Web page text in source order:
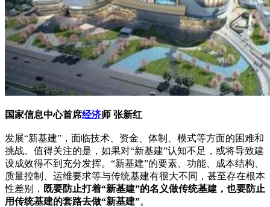
国家信息中心首席经济师 张新红
发展“新基建”，面临技术、资金、体制、模式等方面的困难和
挑战。值得关注的是，如果对“新基建”认知不足，或将导致建
设成效得不到充分发挥。“新基建”的要素、功能、成本结构、
质量控制、运维要求等与传统基建有很大不同，甚至存在根本
性差别， 既要防止打着“新基建”的名义做传统基建，也要防止
用传统基建的套路去做“新基建”。